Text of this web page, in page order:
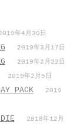
年4月30日
2019年3月17日
2019年2月22日
2019年2月5日
PACK
2019
2018年12月